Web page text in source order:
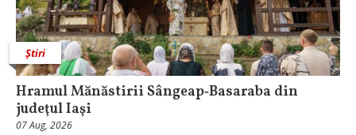
Știri
Hramul Mănăstirii Sângeap‑Basaraba din
judeţul Iaşi
07 Aug, 2026